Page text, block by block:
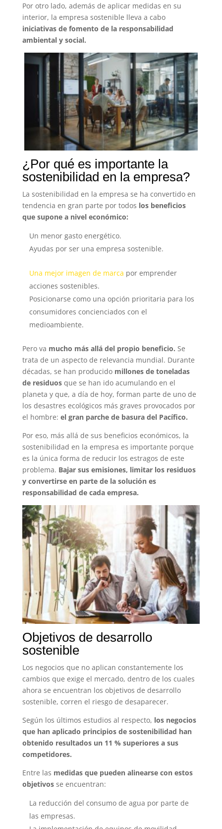
Por otro lado, además de aplicar medidas en su
interior, la empresa sostenible lleva a cabo
iniciativas de fomento de la responsabilidad
ambiental y social.
¿Por qué es importante la
sostenibilidad en la empresa?
La sostenibilidad en la empresa se ha convertido en
tendencia en gran parte por todos los beneficios
que supone a nivel económico:
Un menor gasto energético.
Ayudas por ser una empresa sostenible.
Una mejor imagen de marca por emprender
acciones sostenibles.
Posicionarse como una opción prioritaria para los
consumidores concienciados con el
medioambiente.
Pero va mucho más allá del propio beneficio. Se
trata de un aspecto de relevancia mundial. Durante
décadas, se han producidomillones de toneladas
de residuosque se han ido acumulando en el
planeta y que, a día de hoy, forman parte de uno de
los desastres ecológicos más graves provocados por
el hombre: el gran parche de basura del Pacífico.
Por eso, más allá de sus beneficios económicos, la
sostenibilidad en la empresa es importante porque
es la única forma de reducir los estragos de este
problema. Bajar sus emisiones, limitar los residuos
y convertirse en parte de la solución es
responsabilidad de cada empresa.
Objetivos de desarrollo
sostenible
Los negocios que no aplican constantemente los
cambios que exige el mercado, dentro de los cuales
ahora se encuentran los objetivos de desarrollo
sostenible, corren el riesgo de desaparecer.
Según los últimos estudios al respecto, los negocios
que han aplicado principios de sostenibilidad han
obtenido resultados un 11 % superiores a sus
competidores.
Entre las medidas que pueden alinearse con estos
objetivosse encuentran:
La reducción del consumo de agua por parte de
las empresas.